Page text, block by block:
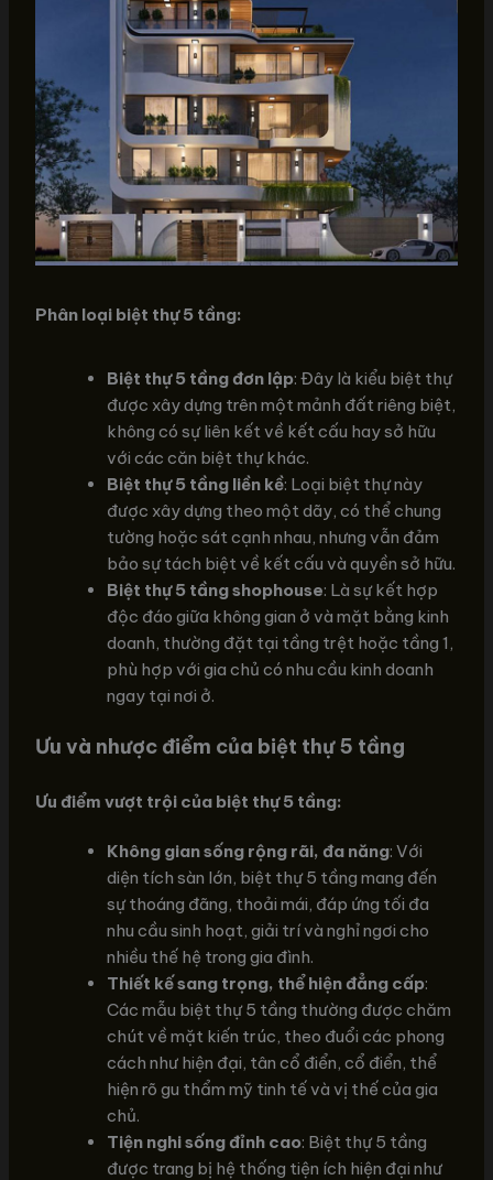
Phân loại biệt thự 5 tầng:
Biệt thự 5 tầng đơn lập: Đây là kiểu biệt thự
được xây dựng trên một mảnh đất riêng biệt,
không có sự liên kết về kết cấu hay sở hữu
với các căn biệt thự khác.
Biệt thự 5 tầng liền kề: Loại biệt thự này
được xây dựng theo một dãy, có thể chung
tường hoặc sát cạnh nhau, nhưng vẫn đảm
bảo sự tách biệt về kết cấu và quyền sở hữu.
Biệt thự 5 tầng shophouse: Là sự kết hợp
độc đáo giữa không gian ở và mặt bằng kinh
doanh, thường đặt tại tầng trệt hoặc tầng 1,
phù hợp với gia chủ có nhu cầu kinh doanh
ngay tại nơi ở.
Ưu và nhược điểm của biệt thự 5 tầng
Ưu điểm vượt trội của biệt thự 5 tầng:
Không gian sống rộng rãi, đa năng: Với
diện tích sàn lớn, biệt thự 5 tầng mang đến
sự thoáng đãng, thoải mái, đáp ứng tối đa
nhu cầu sinh hoạt, giải trí và nghỉ ngơi cho
nhiều thế hệ trong gia đình.
Thiết kế sang trọng, thể hiện đẳng cấp:
Các mẫu biệt thự 5 tầng thường được chăm
chút về mặt kiến trúc, theo đuổi các phong
cách như hiện đại, tân cổ điển, cổ điển, thể
hiện rõ gu thẩm mỹ tinh tế và vị thế của gia
chủ.
Tiện nghi sống đỉnh cao: Biệt thự 5 tầng
được trang bị hệ thống tiện ích hiện đại như